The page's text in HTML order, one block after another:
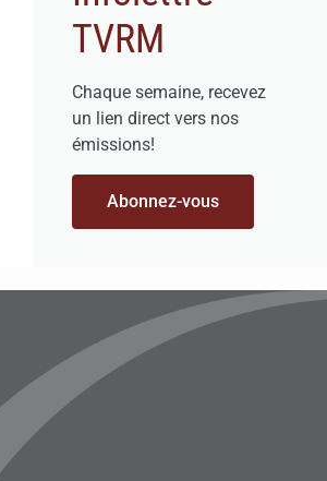
TVRM
Chaque semaine, recevez
un lien direct vers nos
émissions!
Abonnez-vous